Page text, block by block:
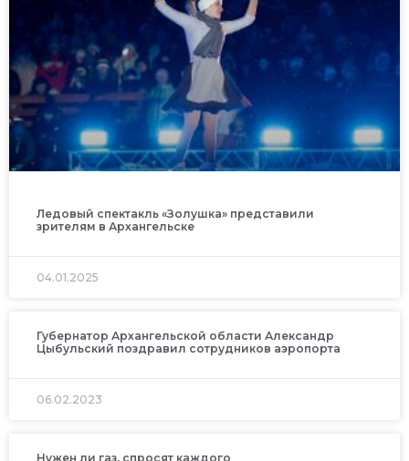
Ледовый спектакль «Золушка» представили
зрителям в Архангельске
04.01.2025
Губернатор Архангельской области Александр
Цыбульский поздравил сотрудников аэропорта
06.02.2023
Нужен ли газ, спросят каждого